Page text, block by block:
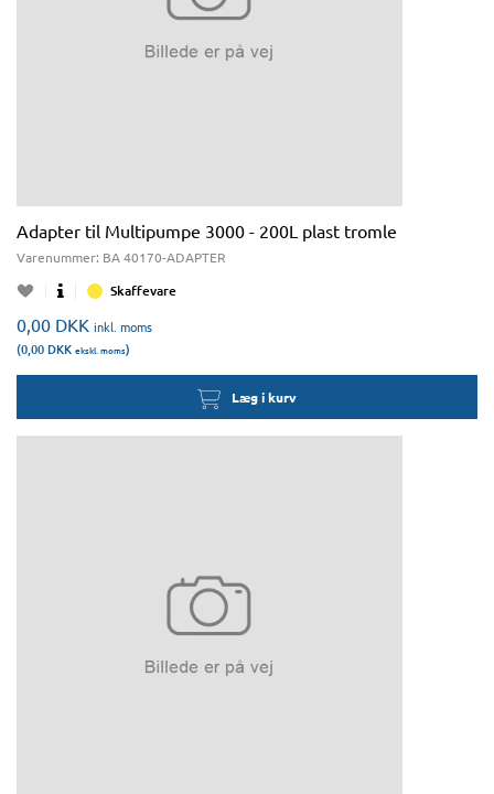
Adapter til Multipumpe 3000 - 200L plast tromle
Varenummer: BA 40170-ADAPTER
Skaffevare
0,00 DKK inkl. moms
(0,00 DKK ekskl. moms)
Læg i kurv